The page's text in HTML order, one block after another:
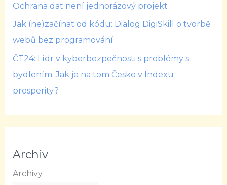
Ochrana dat není jednorázový projekt
Jak (ne)začínat od kódu: Dialog DigiSkill o tvorbě
webů bez programování
ČT24: Lídr v kyberbezpečnosti s problémy s
bydlením. Jak je na tom Česko v Indexu
prosperity?
Archiv
Archivy